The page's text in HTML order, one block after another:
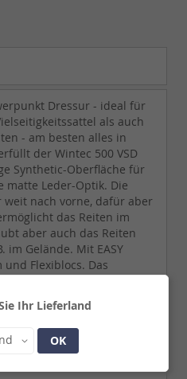
Ihr Lieferland
OK
Dressur - ideal für
als auch
- am besten alles in
der Wintec 500 VSD
Synthetic-Oberfläche für
matte Leder-Optik. Die
nach vorne, dafür aber
das Reiten im
aber auch das Reiten
im Gelände. Mit EASY
und Flexiblocs. Das